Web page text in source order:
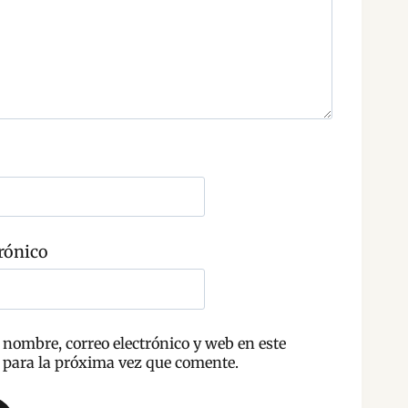
correo electrónico y web en este
la próxima vez que comente.